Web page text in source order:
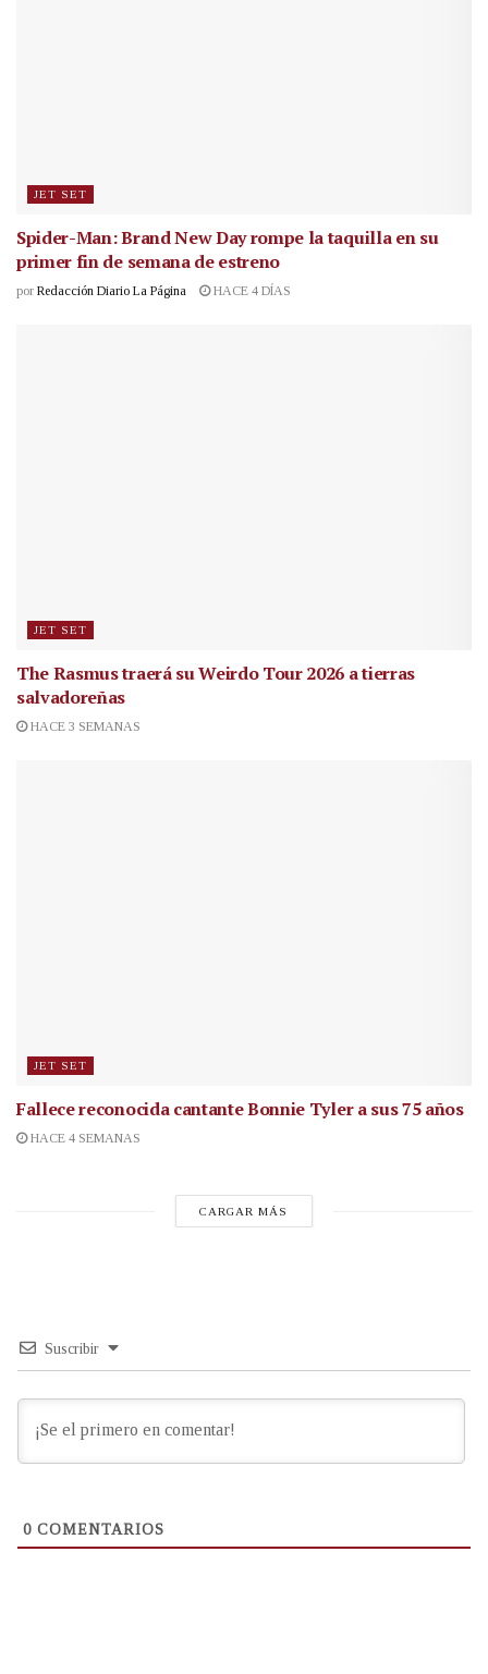
JET SET
Spider-Man: Brand New Day rompe la taquilla en su
primer fin de semana de estreno
por Redacción Diario La Página HACE 4 DÍAS
JET SET
The Rasmus traerá su Weirdo Tour 2026 a tierras
salvadoreñas
HACE 3 SEMANAS
JET SET
Fallece reconocida cantanteBonnie Tyler a sus 75 años
HACE 4 SEMANAS
CARGAR MÁS
Suscribir
0 COMENTARIOS